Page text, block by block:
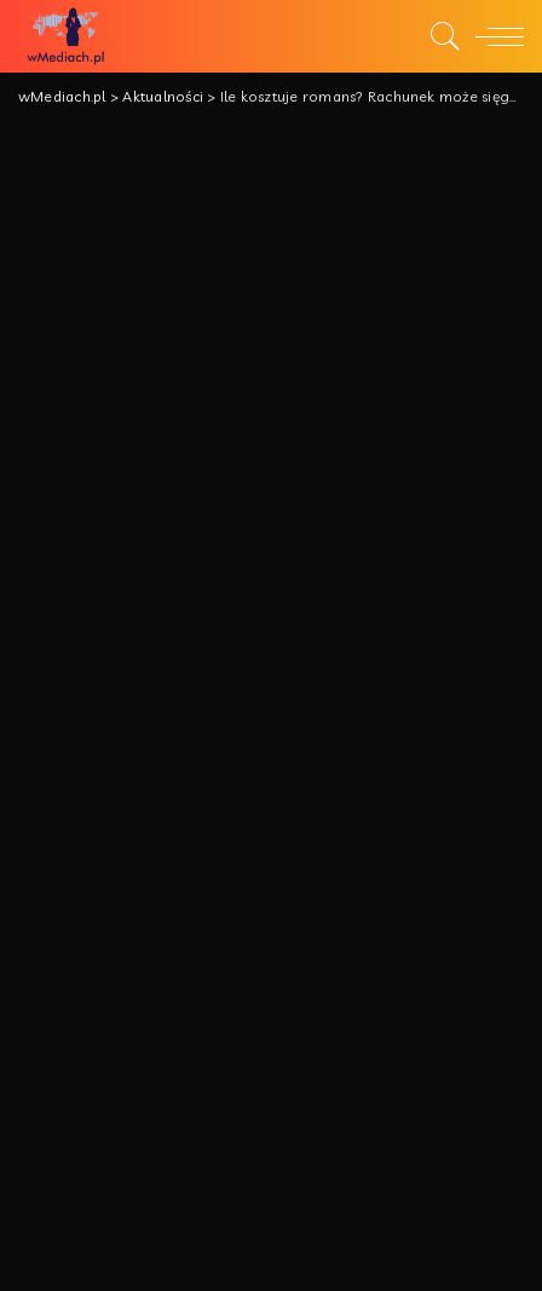
wMediach.pl>Aktualności > Ile kosztuje romans? Rachunek może sięgnąć setek tysięcy złotych